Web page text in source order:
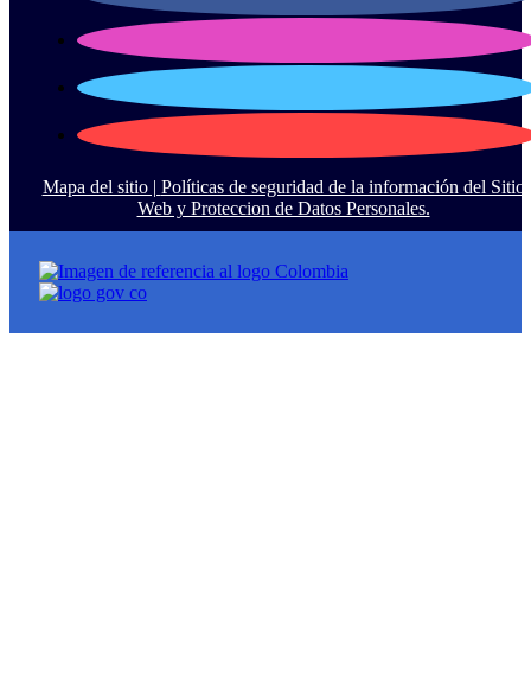
Mapa del sitio | Políticas de seguridad de la información del Sitio
Web y Proteccion de Datos Personales.